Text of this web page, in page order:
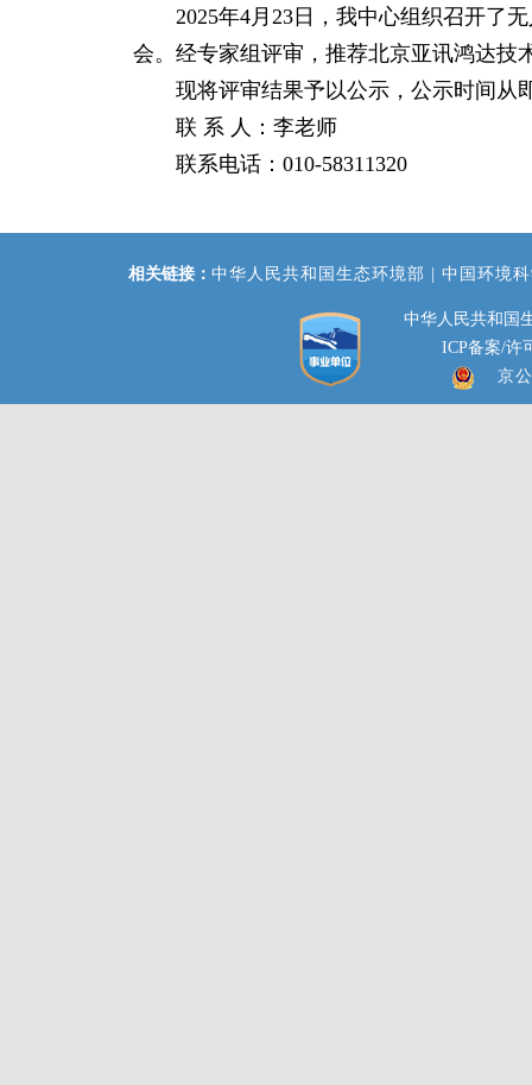
2025年4月23日，我中心组织召开了无
会。经专家组评审，推荐北京亚讯鸿达技
现将评审结果予以公示，公示时间从即
联 系 人：李老师
联系电话：010-58311320
相关链接： 中华人民共和国生态环境部 | 中国环境
中华人民共和国
ICP备案/许
京